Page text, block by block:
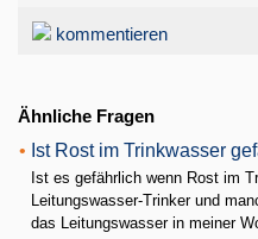
kommentieren
Ähnliche Fragen
• Ist Rost im Trinkwasser
Ist es gefährlich wenn Rost im
Leitungswasser-Trinker und
das Leitungswasser in meiner